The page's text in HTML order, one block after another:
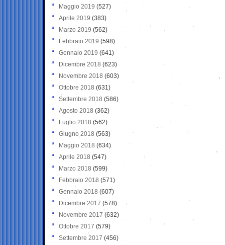
Maggio 2019 (527)
Aprile 2019 (383)
Marzo 2019 (562)
Febbraio 2019 (598)
Gennaio 2019 (641)
Dicembre 2018 (623)
Novembre 2018 (603)
Ottobre 2018 (631)
Settembre 2018 (586)
Agosto 2018 (362)
Luglio 2018 (562)
Giugno 2018 (563)
Maggio 2018 (634)
Aprile 2018 (547)
Marzo 2018 (599)
Febbraio 2018 (571)
Gennaio 2018 (607)
Dicembre 2017 (578)
Novembre 2017 (632)
Ottobre 2017 (579)
Settembre 2017 (456)